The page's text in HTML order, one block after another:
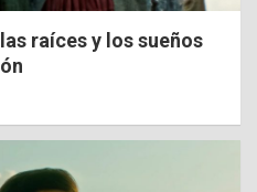
raíces y los sueños